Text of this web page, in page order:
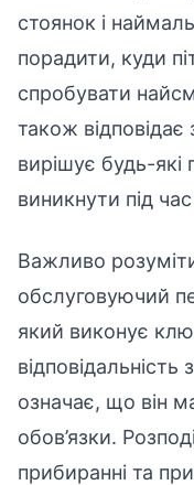
стоянок і
порадити, куди
спробувати
також відповідає
вирішує будь-
виникнути під
Важливо
обслуговуючий
який виконує
означає, що він
обов’язки.
прибиранні та